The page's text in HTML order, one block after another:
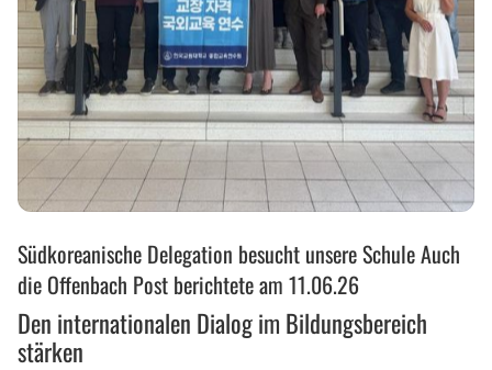
internationalen
Dialog
im
Bildungsbereich
stärken
Südkoreanische Delegation besucht unsere Schule Auch
die Offenbach Post berichtete am 11.06.26
Den internationalen Dialog im Bildungsbereich
stärken